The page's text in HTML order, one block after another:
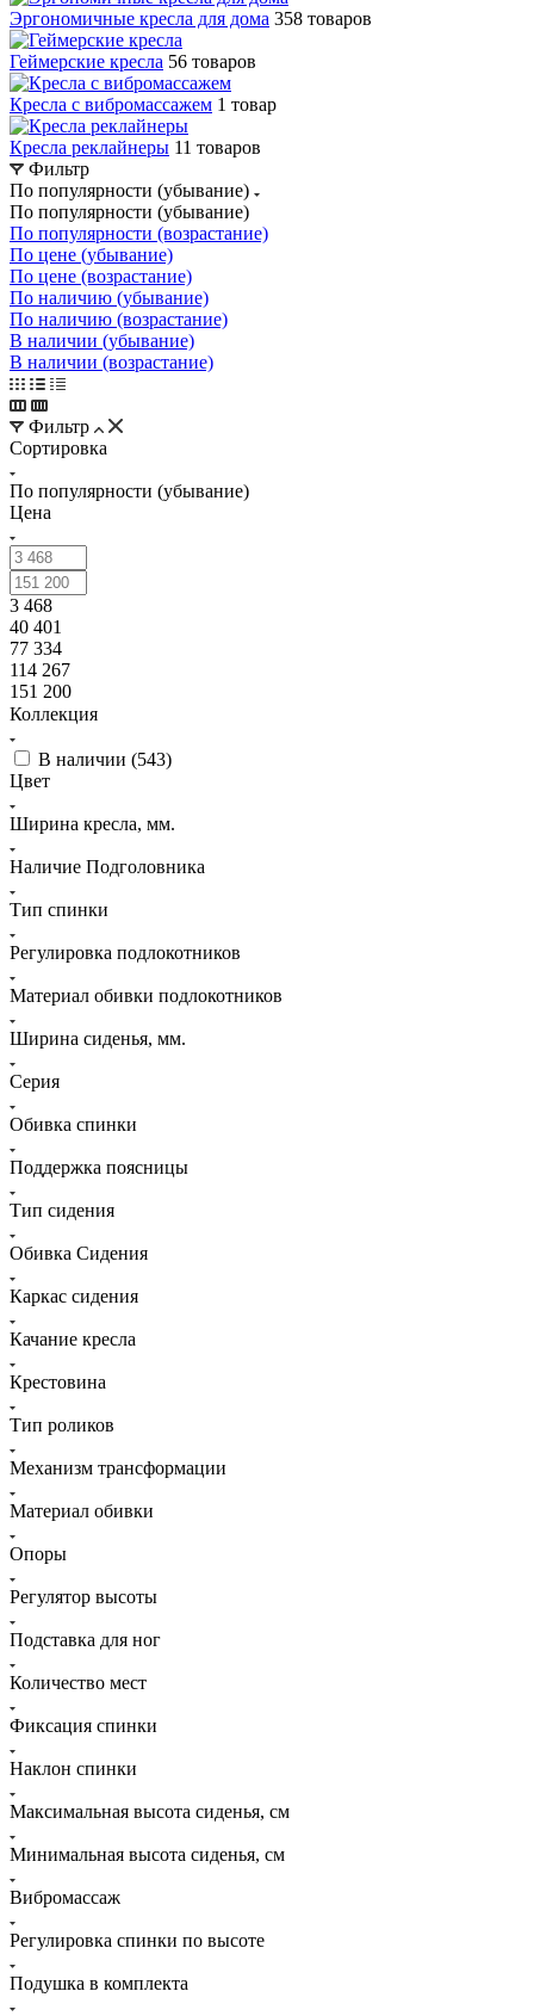
Эргономичные кресла для дома 358 товаров
Геймерские кресла 56 товаров
Кресла с вибромассажем 1 товар
Кресла реклайнеры 11 товаров
Фильтр
По популярности (убывание)
По популярности (убывание)
По популярности (возрастание)
По цене (убывание)
По цене (возрастание)
По наличию (убывание)
По наличию (возрастание)
В наличии (убывание)
В наличии (возрастание)
Фильтр
Сортировка
По популярности (убывание)
Цена
3 468
40 401
77 334
114 267
151 200
Коллекция
В наличии (543)
Цвет
Ширина кресла, мм.
Наличие Подголовника
Тип спинки
Регулировка подлокотников
Материал обивки подлокотников
Ширина сиденья, мм.
Серия
Обивка спинки
Поддержка поясницы
Тип сидения
Обивка Сидения
Каркас сидения
Качание кресла
Крестовина
Тип роликов
Механизм трансформации
Материал обивки
Опоры
Регулятор высоты
Подставка для ног
Количество мест
Фиксация спинки
Наклон спинки
Максимальная высота сиденья, см
Минимальная высота сиденья, см
Вибромассаж
Регулировка спинки по высоте
Подушка в комплекта